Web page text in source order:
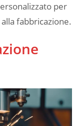
per
fabbricazione.